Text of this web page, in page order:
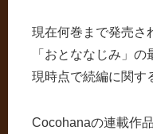
現在何巻まで発売さ
「おとななじみ」の
現時点で続編に関す
Cocohanaの連載作